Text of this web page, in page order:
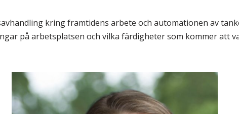
kring framtidens arbete och automationen av
på arbetsplatsen och vilka färdigheter som kommer att